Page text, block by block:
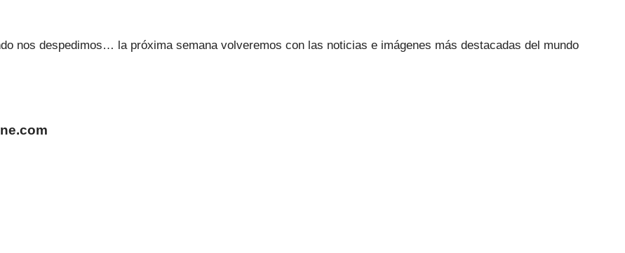
nos despedimos… la próxima semana volveremos con las noticias e imágenes más destacadas del mundo